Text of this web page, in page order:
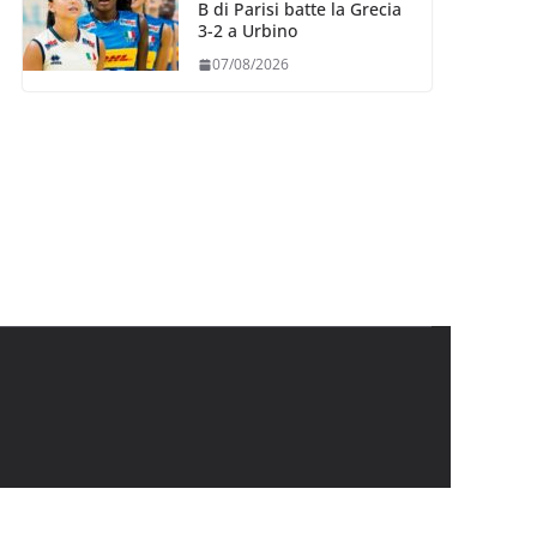
B di Parisi batte la Grecia
3-2 a Urbino
07/08/2026